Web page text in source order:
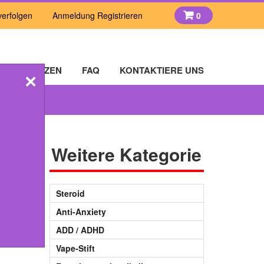
Anmeldung Registrieren 0
REFERENZEN FAQ KONTAKTIERE UNS
Weitere Kategorie
Steroid
Anti-Anxiety
ADD / ADHD
Vape-Stift
×